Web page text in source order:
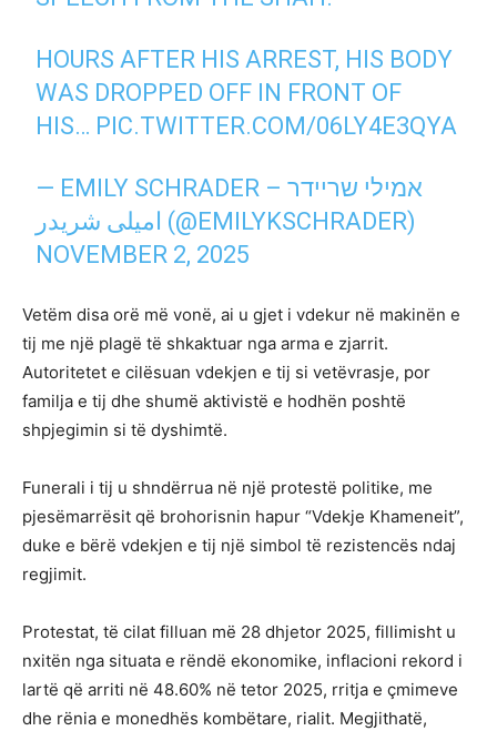
HOURS AFTER HIS ARREST, HIS BODY
WAS DROPPED OFF IN FRONT OF
HIS… PIC.TWITTER.COM/06LY4E3QYA
— EMILY SCHRADER – אמילי שריידר
امیلی شریدر (@EMILYKSCHRADER)
NOVEMBER 2, 2025
Vetëm disa orë më vonë, ai u gjet i vdekur në makinën e
tij me një plagë të shkaktuar nga arma e zjarrit.
Autoritetet e cilësuan vdekjen e tij si vetëvrasje, por
familja e tij dhe shumë aktivistë e hodhën poshtë
shpjegimin si të dyshimtë.
Funerali i tij u shndërrua në një protestë politike, me
pjesëmarrësit që brohorisnin hapur “Vdekje Khameneit”,
duke e bërë vdekjen e tij një simbol të rezistencës ndaj
regjimit.
Protestat, të cilat filluan më 28 dhjetor 2025, fillimisht u
nxitën nga situata e rëndë ekonomike, inflacioni rekord i
lartë që arriti në 48.60% në tetor 2025, rritja e çmimeve
dhe rënia e monedhës kombëtare, rialit. Megjithatë,